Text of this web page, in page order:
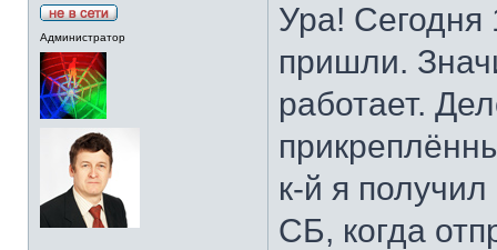
Администратор
Ура!
пришли.
работает.
к-й я
СБ, когда